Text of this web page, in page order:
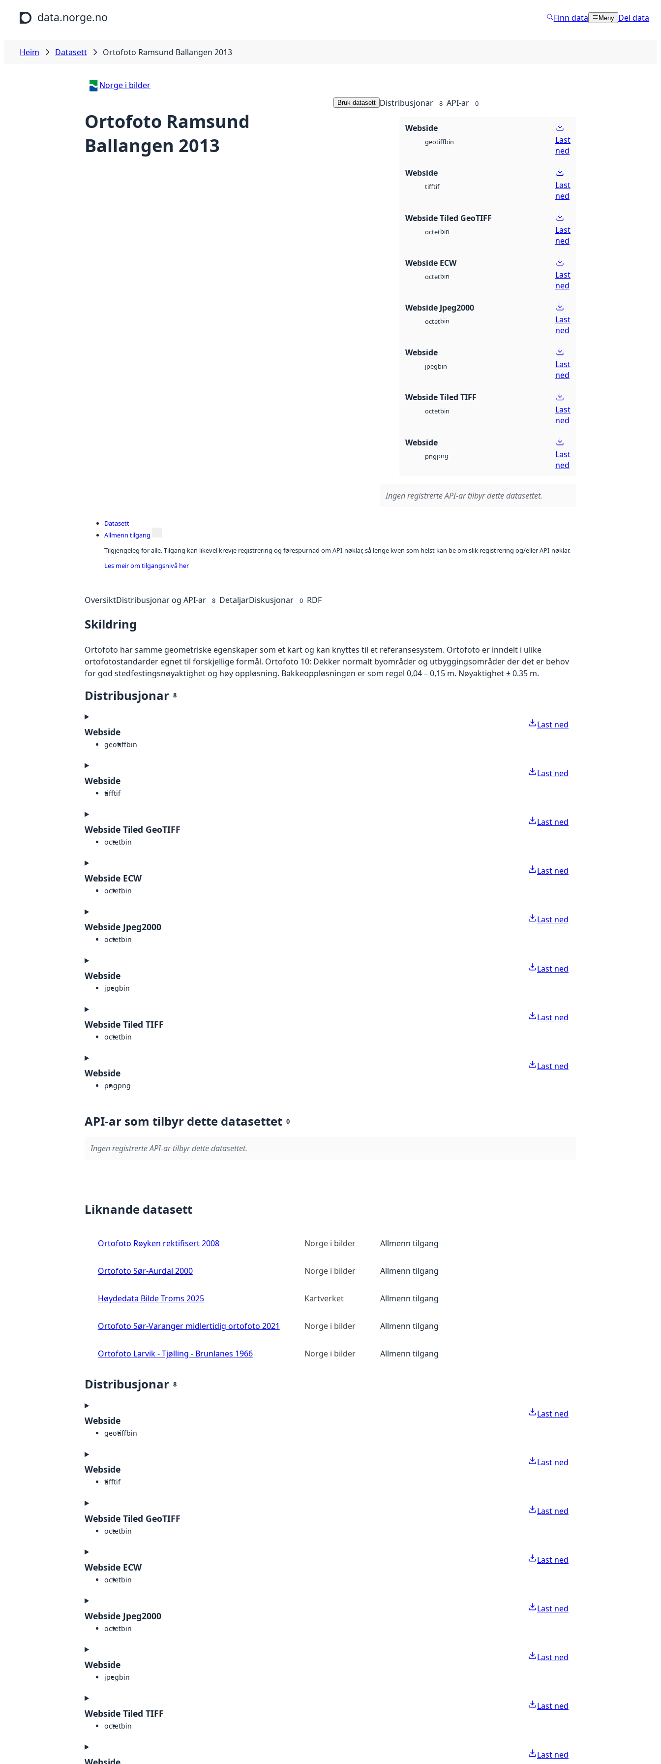
Hopp til hovudinnhald
data.norge.no Finn data Meny Del data
Heim Datasett Ortofoto Ramsund Ballangen 2013
Norge i bilder
Ortofoto Ramsund
Ballangen 2013
Bruk datasett Distribusjonar 8 API-ar 0
Webside
geotiffbin
Last
ned
Webside
tifftif
Last
ned
Webside Tiled GeoTIFF
octetbin
Last
ned
Webside ECW
octetbin
Last
ned
Webside Jpeg2000
octetbin
Last
ned
Webside
jpegbin
Last
ned
Webside Tiled TIFF
octetbin
Last
ned
Webside
pngpng
Last
ned
Ingen registrerte API-ar tilbyr dette datasettet.
Datasett
Allmenn tilgang
Tilgjengeleg for alle. Tilgang kan likevel krevje registrering og førespurnad om API-nøklar, så lenge kven som helst kan be om slik registrering og/eller API-nøklar.
Les meir om tilgangsnivå her
OversiktDistribusjonar og API-ar 8 DetaljarDiskusjonar 0 RDF
Skildring
Ortofoto har samme geometriske egenskaper som et kart og kan knyttes til et referansesystem. Ortofoto er inndelt i ulike
ortofotostandarder egnet til forskjellige formål. Ortofoto 10: Dekker normalt byområder og utbyggingsområder der det er behov
for god stedfestingsnøyaktighet og høy oppløsning. Bakkeoppløsningen er som regel 0,04 – 0,15 m. Nøyaktighet ± 0.35 m.
Distribusjonar 8
Webside
geotiffbin
Last ned
Webside
tifftif
Last ned
Webside Tiled GeoTIFF
octetbin
Last ned
Webside ECW
octetbin
Last ned
Webside Jpeg2000
octetbin
Last ned
Webside
jpegbin
Last ned
Webside Tiled TIFF
octetbin
Last ned
Webside
pngpng
Last ned
API-ar som tilbyr dette datasettet 0
Ingen registrerte API-ar tilbyr dette datasettet.
Liknande datasett
Ortofoto Røyken rektifisert 2008 Norge i bilder Allmenn tilgang
Ortofoto Sør-Aurdal 2000 Norge i bilder Allmenn tilgang
Høydedata Bilde Troms 2025 Kartverket Allmenn tilgang
Ortofoto Sør-Varanger midlertidig ortofoto 2021 Norge i bilder Allmenn tilgang
Ortofoto Larvik - Tjølling - Brunlanes 1966 Norge i bilder Allmenn tilgang
Distribusjonar 8
Webside
geotiffbin
Last ned
Webside
tifftif
Last ned
Webside Tiled GeoTIFF
octetbin
Last ned
Webside ECW
octetbin
Last ned
Webside Jpeg2000
octetbin
Last ned
Webside
jpegbin
Last ned
Webside Tiled TIFF
octetbin
Last ned
Last ned